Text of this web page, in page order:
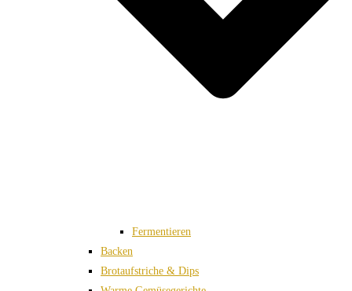
Fermentieren
Backen
Brotaufstriche & Dips